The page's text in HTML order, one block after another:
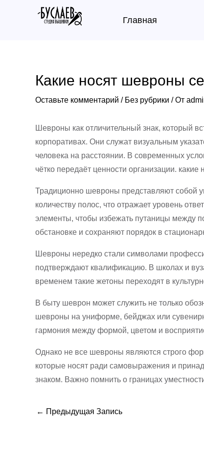
Главная
Какие носят шевроны
Оставьте комментарий / Без рубрики / От
Шевроны как отличительный знак, который
корпоративах. Они служат визуальным
человека на расстоянии. В современных
чётко передаёт ценности организации.
Традиционно шевроны представляют собой
количеству полос, что отражает уровень
элементы, чтобы избежать путаницы между
обстановке и сохраняют порядок в
Шевроны нередко стали символами
подтверждают квалификацию. В школах и
временем такие жетоны переходят в
В быту шеврон может служить не только
шевроны на униформе, бейджах или
гармония между формой, цветом и
Однако не все шевроны являются строго
которые носят ради самовыражения и
знаком. Важно помнить о границах
Навигация
по
← Предыдущая Запись